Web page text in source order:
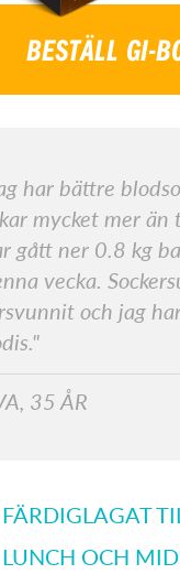
BESTÄLL GI-
har bättre
mycket mer än
gått ner 0.8 kg
vecka.
och jag
35 ÅR
FÄRDIGLAGAT
LUNCH OCH